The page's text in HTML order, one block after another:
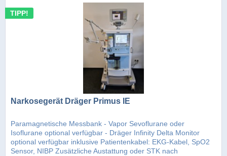
TIPP!
Narkosegerät Dräger Primus IE
Paramagnetische Messbank - Vapor Sevoflurane oder
Isoflurane optional verfügbar - Dräger Infinity Delta Monitor
optional verfügbar inklusive Patientenkabel: EKG-Kabel, SpO2
Sensor, NIBP Zusätzliche Austattung oder STK nach